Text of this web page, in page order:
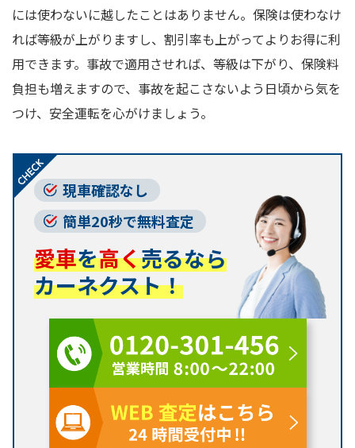
には使わないに越したことはありません。保険は使わなけ
れば等級が上がりますし、割引率も上がってよりお得に利
用できます。事故で適用させれば、等級は下がり、保険料
負担も増えますので、事故を起こさないよう日頃から気を
つけ、安全運転を心がけましょう。
現車確認なし
簡単20秒で無料査定
愛車を高く売るなら
カーネクスト！